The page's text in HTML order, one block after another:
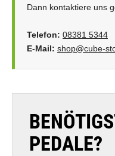
Dann kontaktiere uns
Telefon: 08381 5344
E-Mail: shop@cube-
PEDALE?